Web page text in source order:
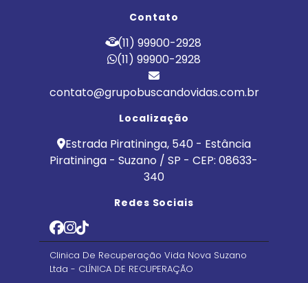
Contato
(11) 99900-2928
(11) 99900-2928
contato@grupobuscandovidas.com.br
Localização
Estrada Piratininga, 540 - Estância
Piratininga - Suzano / SP - CEP: 08633-
340
Redes Sociais
Clinica De Recuperação Vida Nova Suzano
Ltda - CLÍNICA DE RECUPERAÇÃO